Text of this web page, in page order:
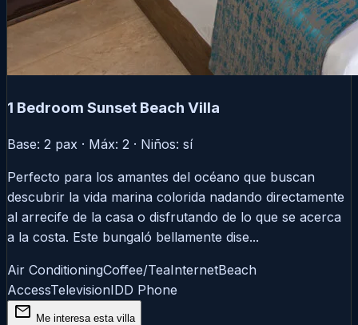
1 Bedroom Sunset Beach Villa
Base: 2 pax · Máx: 2 · Niños: sí
Perfecto para los amantes del océano que buscan
descubrir la vida marina colorida nadando directamente
al arrecife de la casa o disfrutando de lo que se acerca
a la costa. Este bungaló bellamente dise...
Air ConditioningCoffee/TeaInternetBeach
AccessTelevisionIDD Phone
mail Me interesa esta villa